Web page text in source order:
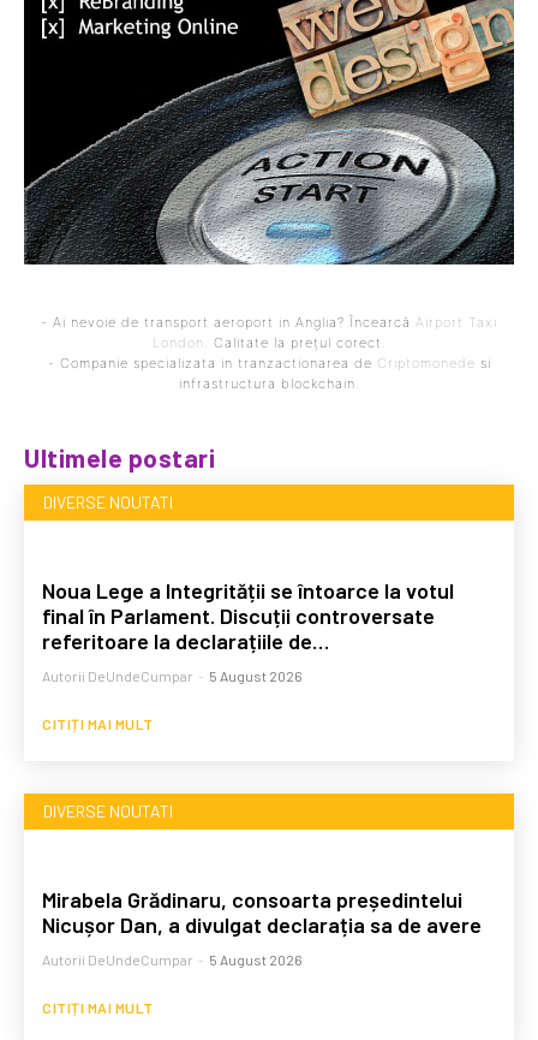
- Ai nevoie de transport aeroport in Anglia? Încearcă Airport Taxi
London
. Calitate la prețul corect.
- Companie specializata in tranzactionarea de Criptomonede si
infrastructura blockchain.
Ultimele postari
DIVERSE NOUTATI
Noua Lege a Integrității se întoarce la votul
final în Parlament. Discuții controversate
referitoare la declarațiile de…
Autorii DeUndeCumpar - 5 August 2026
CITIȚI MAI MULT
DIVERSE NOUTATI
Mirabela Grădinaru, consoarta președintelui
Nicușor Dan, a divulgat declarația sa de avere
Autorii DeUndeCumpar - 5 August 2026
CITIȚI MAI MULT